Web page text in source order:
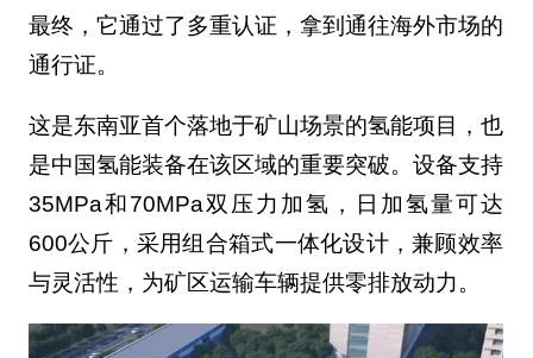
最终，它通过了多重认证，拿到通往海外市场的
通行证。
这是东南亚首个落地于矿山场景的氢能项目，也
是中国氢能装备在该区域的重要突破。设备支持
35MPa和70MPa双压力加氢，日加氢量可达
600公斤，采用组合箱式一体化设计，兼顾效率
与灵活性，为矿区运输车辆提供零排放动力。